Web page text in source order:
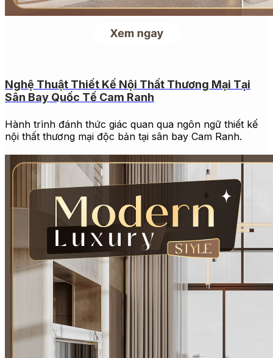
Nghệ Thuật Thiết Kế Nội Thất Thương Mại Tại
Sân Bay Quốc Tế Cam Ranh
Hành trình đánh thức giác quan qua ngôn ngữ thiết kế
nội thất thương mại độc bản tại sân bay Cam Ranh.